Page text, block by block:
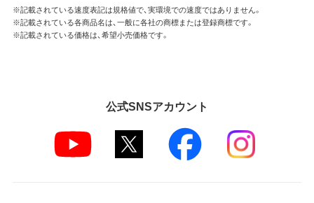
※記載されている速度表記は規格値で、実環境での速度ではありません。
※記載されている各商品名は、一般に各社の商標または登録商標です。
※記載されている価格は、希望小売価格です。
公式SNSアカウント